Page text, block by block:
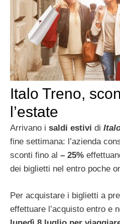
Italo Treno,
l’estate
Arrivano i saldi estivi di
fine settimana: l’azienda
sconti fino al – 25%
dei biglietti nel entro poche
Per acquistare i biglietti a
effettuare l’acquisto entro e